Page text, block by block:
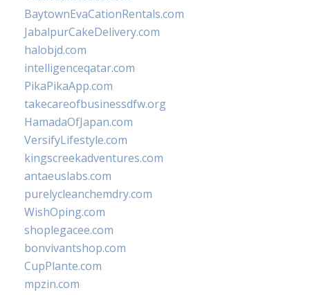
BaytownEvaCationRentals.com
JabalpurCakeDelivery.com
halobjd.com
intelligenceqatar.com
PikaPikaApp.com
takecareofbusinessdfw.org
HamadaOfJapan.com
VersifyLifestyle.com
kingscreekadventures.com
antaeuslabs.com
purelycleanchemdry.com
WishOping.com
shoplegacee.com
bonvivantshop.com
CupPlante.com
mpzin.com